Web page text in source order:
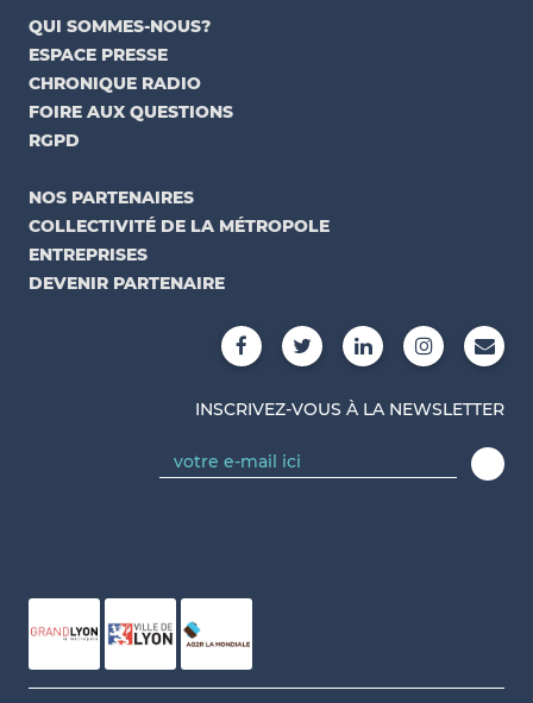
QUI SOMMES-NOUS?
ESPACE PRESSE
CHRONIQUE RADIO
FOIRE AUX QUESTIONS
RGPD
NOS PARTENAIRES
COLLECTIVITÉ DE LA MÉTROPOLE
ENTREPRISES
DEVENIR PARTENAIRE
INSCRIVEZ-VOUS À LA NEWSLETTER